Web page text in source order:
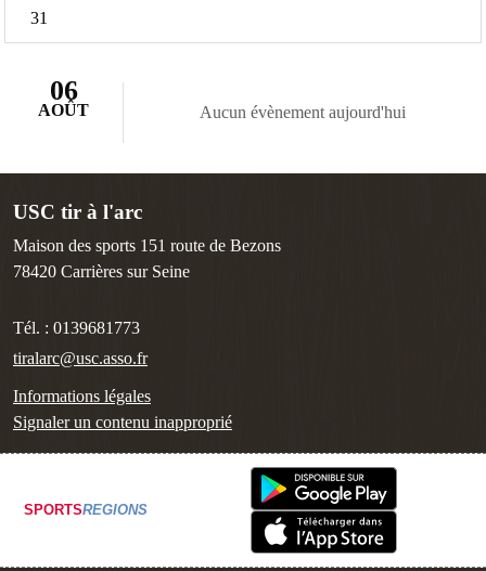
31
06
AOÛT Aucun évènement aujourd'hui
USC tir à l'arc
Maison des sports 151 route de Bezons
78420 Carrières sur Seine
Tél. : 0139681773
tiralarc@usc.asso.fr
Informations légales
Signaler un contenu inapproprié
SPORTSREGIONS